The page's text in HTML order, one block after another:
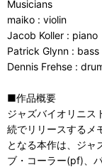
Musicians
maiko : violin
Jacob Koller : piano
Patrick Glynn : bass
Dennis Frehse :
■作品概要
ジャズバイオリニス
続でリリースするメ
となる本作は、ジャ
ブ・コーラー(pf)、